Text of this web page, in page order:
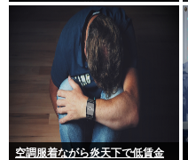
空調服着ながら炎天下で低賃金